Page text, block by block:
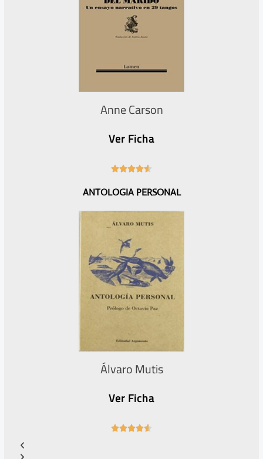
Anne Carson
Ver Ficha

6
5
ANTOLOGIA PERSONAL
Álvaro Mutis
Ver Ficha
